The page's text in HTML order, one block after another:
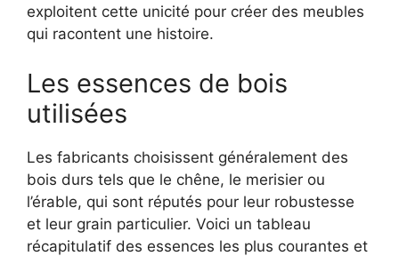
exploitent cette unicité pour créer des meubles
qui racontent une histoire.
Les essences de bois
utilisées
Les fabricants choisissent généralement des
bois durs tels que le chêne, le merisier ou
l’érable, qui sont réputés pour leur robustesse
et leur grain particulier. Voici un tableau
récapitulatif des essences les plus courantes et